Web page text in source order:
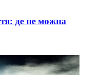
де не можна